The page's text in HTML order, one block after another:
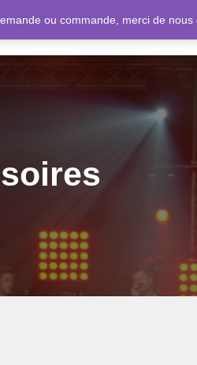
ou commande, merci de